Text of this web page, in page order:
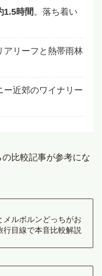
1.5時間。落ち着い
アリーフと熱帯雨林
ー近郊のワイナリー
比較記事が参考にな
メルボルンどっちがお
行目線で本音比較解説